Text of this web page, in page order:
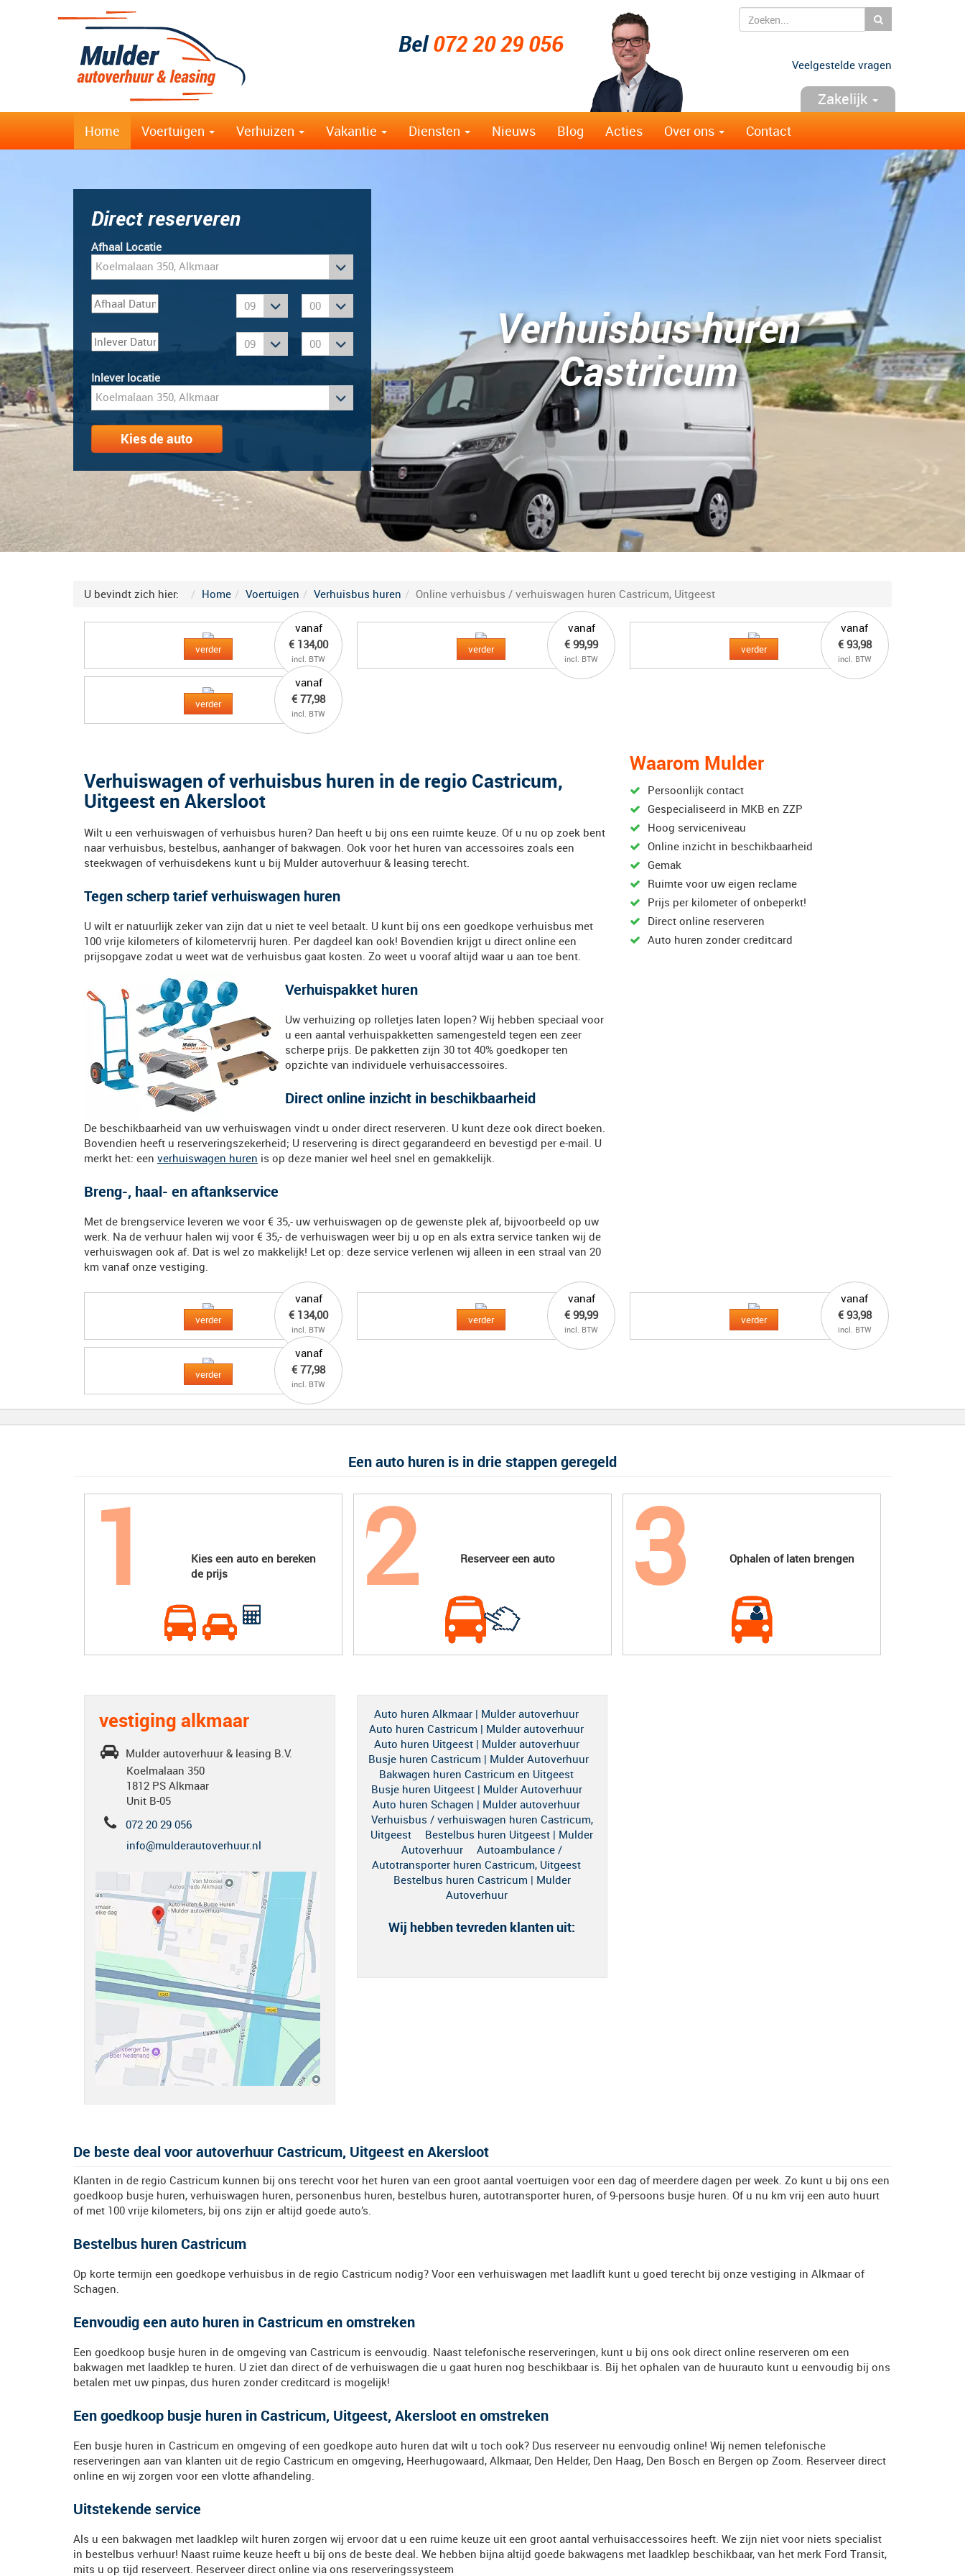
Bel072 20 29 056
Veelgestelde vragen
Zakelijk
Home Voertuigen Verhuizen Vakantie Diensten Nieuws Blog Acties Over ons Contact
Verhuisbus huren
Castricum
Direct reserveren
Afhaal Locatie
:
:
Inlever locatie
Kies de auto
U bevindt zich hier: Home Voertuigen Verhuisbus huren Online verhuisbus / verhuiswagen huren Castricum, Uitgeest
vanaf
€ 134,00
incl. BTW
verder
vanaf
€ 99,99
incl. BTW
verder
vanaf
€ 93,98
incl. BTW
verder
vanaf
€ 77,98
incl. BTW
verder
Verhuiswagen of verhuisbus huren in de regio Castricum,
Uitgeest en Akersloot
Wilt u een verhuiswagen of verhuisbus huren? Dan heeft u bij ons een ruimte keuze. Of u nu op zoek bent
naar verhuisbus, bestelbus, aanhanger of bakwagen. Ook voor het huren van accessoires zoals een
steekwagen of verhuisdekens kunt u bij Mulder autoverhuur & leasing terecht.
Tegen scherp tarief verhuiswagen huren
U wilt er natuurlijk zeker van zijn dat u niet te veel betaalt. U kunt bij ons een goedkope verhuisbus met
100 vrije kilometers of kilometervrij huren. Per dagdeel kan ook! Bovendien krijgt u direct online een
prijsopgave zodat u weet wat de verhuisbus gaat kosten. Zo weet u vooraf altijd waar u aan toe bent.
Verhuispakket huren
Uw verhuizing op rolletjes laten lopen? Wij hebben speciaal voor
u een aantal verhuispakketten samengesteld tegen een zeer
scherpe prijs. De pakketten zijn 30 tot 40% goedkoper ten
opzichte van individuele verhuisaccessoires.
Direct online inzicht in beschikbaarheid
De beschikbaarheid van uw verhuiswagen vindt u onder direct reserveren. U kunt deze ook direct boeken.
Bovendien heeft u reserveringszekerheid; U reservering is direct gegarandeerd en bevestigd per e-mail. U
merkt het: een verhuiswagen huren is op deze manier wel heel snel en gemakkelijk.
Breng-, haal- en aftankservice
Met de brengservice leveren we voor € 35,- uw verhuiswagen op de gewenste plek af, bijvoorbeeld op uw
werk. Na de verhuur halen wij voor € 35,- de verhuiswagen weer bij u op en als extra service tanken wij de
verhuiswagen ook af. Dat is wel zo makkelijk! Let op: deze service verlenen wij alleen in een straal van 20
km vanaf onze vestiging.
Waarom Mulder
Persoonlijk contact
Gespecialiseerd in MKB en ZZP
Hoog serviceniveau
Online inzicht in beschikbaarheid
Gemak
Ruimte voor uw eigen reclame
Prijs per kilometer of onbeperkt!
Direct online reserveren
Auto huren zonder creditcard
vanaf
€ 134,00
incl. BTW
verder
vanaf
€ 99,99
incl. BTW
verder
vanaf
€ 93,98
incl. BTW
verder
vanaf
€ 77,98
incl. BTW
verder
Een auto huren is in drie stappen geregeld
Kies een auto en bereken
de prijs
Reserveer een auto Ophalen of laten brengen
vestiging alkmaar
Mulder autoverhuur & leasing B.V.
Koelmalaan 350
1812 PS Alkmaar
Unit B-05
072 20 29 056
info@mulderautoverhuur.nl
Auto huren Alkmaar | Mulder autoverhuur
Auto huren Castricum | Mulder autoverhuur
Auto huren Uitgeest | Mulder autoverhuur
Busje huren Castricum | Mulder Autoverhuur
Bakwagen huren Castricum en Uitgeest
Busje huren Uitgeest | Mulder Autoverhuur
Auto huren Schagen | Mulder autoverhuur
Verhuisbus / verhuiswagen huren Castricum,
Uitgeest
Bestelbus huren Uitgeest | Mulder
Autoverhuur
Autoambulance /
Autotransporter huren Castricum, Uitgeest
Bestelbus huren Castricum | Mulder
Autoverhuur
Wij hebben tevreden klanten uit:
De beste deal voor autoverhuur Castricum, Uitgeest en Akersloot
Klanten in de regio Castricum kunnen bij ons terecht voor het huren van een groot aantal voertuigen voor een dag of meerdere dagen per week. Zo kunt u bij ons een
goedkoop busje huren, verhuiswagen huren, personenbus huren, bestelbus huren, autotransporter huren, of 9-persoons busje huren. Of u nu km vrij een auto huurt
of met 100 vrije kilometers, bij ons zijn er altijd goede auto’s.
Bestelbus huren Castricum
Op korte termijn een goedkope verhuisbus in de regio Castricum nodig? Voor een verhuiswagen met laadlift kunt u goed terecht bij onze vestiging in Alkmaar of
Schagen.
Eenvoudig een auto huren in Castricum en omstreken
Een goedkoop busje huren in de omgeving van Castricum is eenvoudig. Naast telefonische reserveringen, kunt u bij ons ook direct online reserveren om een
bakwagen met laadklep te huren. U ziet dan direct of de verhuiswagen die u gaat huren nog beschikbaar is. Bij het ophalen van de huurauto kunt u eenvoudig bij ons
betalen met uw pinpas, dus huren zonder creditcard is mogelijk!
Een goedkoop busje huren in Castricum, Uitgeest, Akersloot en omstreken
Een busje huren in Castricum en omgeving of een goedkope auto huren dat wilt u toch ook? Dus reserveer nu eenvoudig online! Wij nemen telefonische
reserveringen aan van klanten uit de regio Castricum en omgeving, Heerhugowaard, Alkmaar, Den Helder, Den Haag, Den Bosch en Bergen op Zoom. Reserveer direct
online en wij zorgen voor een vlotte afhandeling.
Uitstekende service
Als u een bakwagen met laadklep wilt huren zorgen wij ervoor dat u een ruime keuze uit een groot aantal verhuisaccessoires heeft. We zijn niet voor niets specialist
in bestelbus verhuur! Naast ruime keuze heeft u bij ons de beste deal. We hebben bijna altijd goede bakwagens met laadklep beschikbaar, van het merk Ford Transit,
mits u op tijd reserveert. Reserveer direct online via ons reserveringssysteem